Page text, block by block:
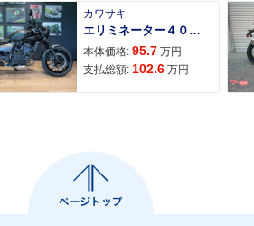
カワサキ
エリミネーター４００ＳＥ
本体価格: 95.7 万円
支払総額: 102.6 万円